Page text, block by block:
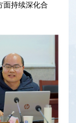
面持续深化合